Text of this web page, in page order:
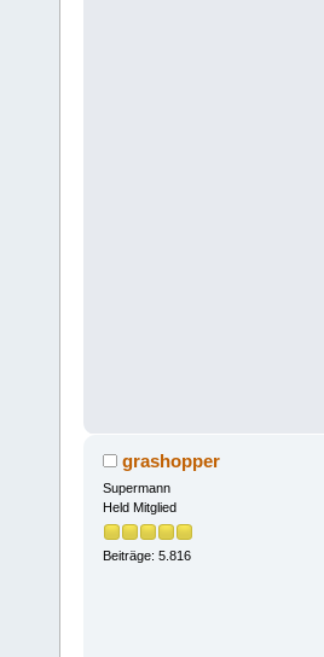
grashopper
Supermann
Held Mitglied
Beiträge: 5.816